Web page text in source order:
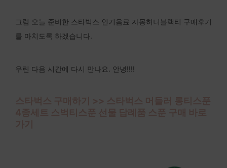
그럼 오늘 준비한 스타벅스 인기음료 자몽허니블랙티 구매후기
를 마치도록 하겠습니다.
우린 다음 시간에 다시 만나요. 안녕!!!!